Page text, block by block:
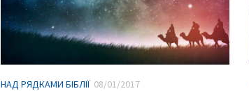
НАД РЯДКАМИ БІБЛІЇ 08/01/2017